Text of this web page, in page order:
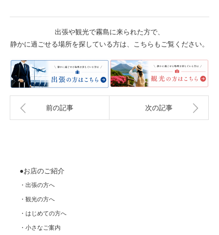
出張や観光で霧島に来られた方で、
静かに過ごせる場所を探している方は、こちらもご覧ください。
前の記事 次の記事
●お店のご紹介
・出張の方へ
・観光の方へ
・はじめての方へ
・小さなご案内